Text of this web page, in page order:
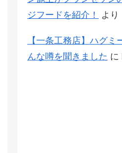
ジフードを紹介！
より
【一条工務店】ハグミ
んな噂を聞きました に